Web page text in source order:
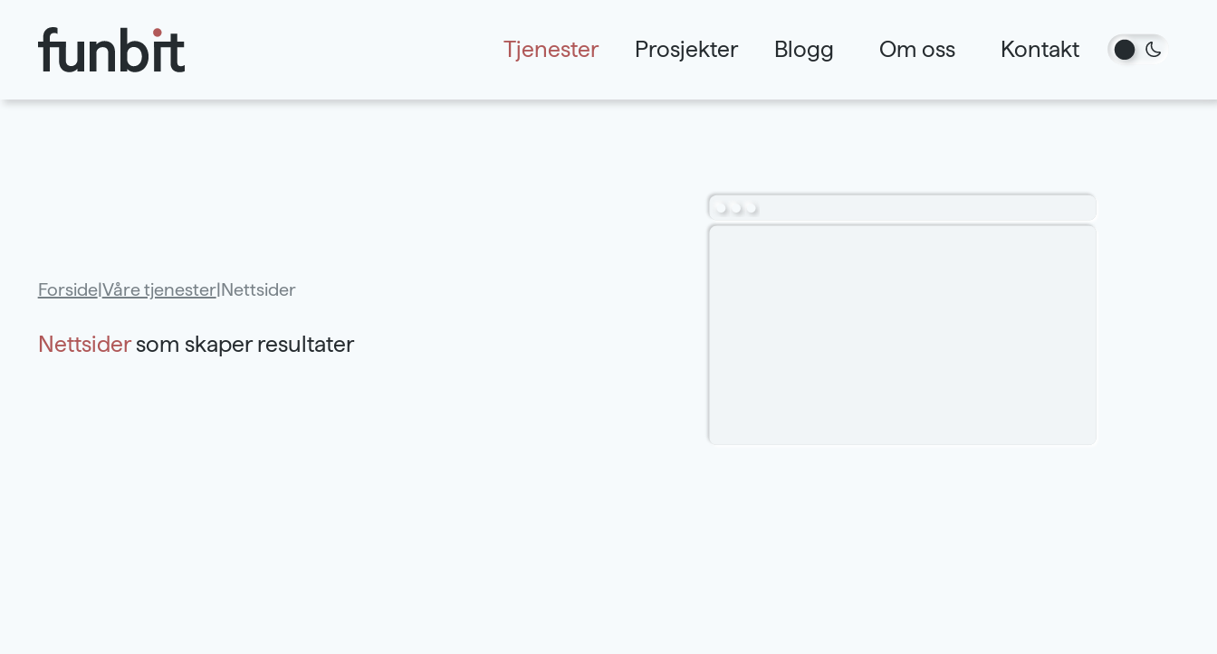
Tjenester Prosjekter Blogg Om oss Kontakt
Forside|Våre tjenester|Nettsider
Nettsidersom skaper resultater